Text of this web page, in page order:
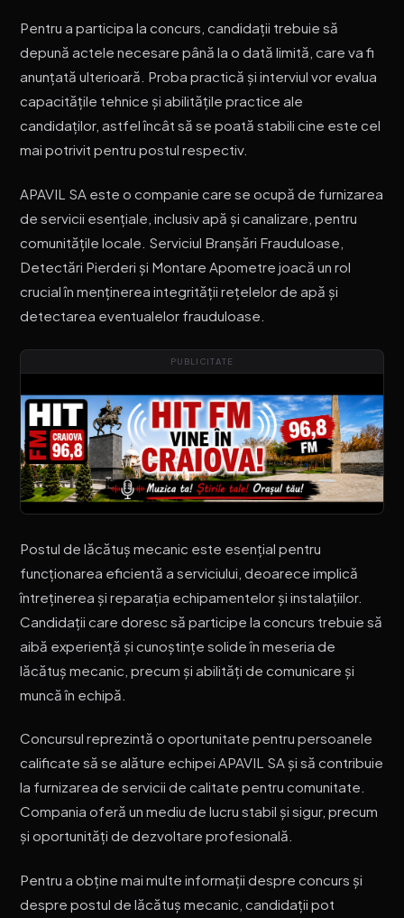
Pentru a participa la concurs, candidații trebuie să
depună actele necesare până la o dată limită, care va fi
anunțată ulterioară. Proba practică și interviul vor evalua
capacitățile tehnice și abilitățile practice ale
candidaților, astfel încât să se poată stabili cine este cel
mai potrivit pentru postul respectiv.
APAVIL SA este o companie care se ocupă de furnizarea
de servicii esențiale, inclusiv apă și canalizare, pentru
comunitățile locale. Serviciul Branșări Frauduloase,
Detectări Pierderi și Montare Apometre joacă un rol
crucial în menținerea integrității rețelelor de apă și
detectarea eventualelor frauduloase.
PUBLICITATE
Postul de lăcătuș mecanic este esențial pentru
funcționarea eficientă a serviciului, deoarece implică
întreținerea și reparația echipamentelor și instalațiilor.
Candidații care doresc să participe la concurs trebuie să
aibă experiență și cunoștințe solide în meseria de
lăcătuș mecanic, precum și abilități de comunicare și
muncă în echipă.
Concursul reprezintă o oportunitate pentru persoanele
calificate să se alăture echipei APAVIL SA și să contribuie
la furnizarea de servicii de calitate pentru comunitate.
Compania oferă un mediu de lucru stabil și sigur, precum
și oportunități de dezvoltare profesională.
Pentru a obține mai multe informații despre concurs și
despre postul de lăcătuș mecanic, candidații pot